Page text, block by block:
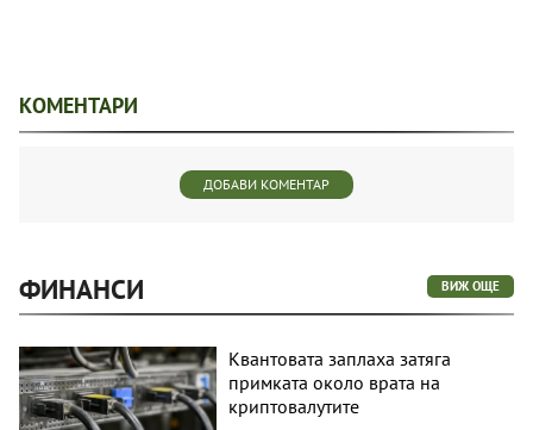
КОМЕНТАРИ
ДОБАВИ КОМЕНТАР
ФИНАНСИ ВИЖ ОЩЕ
Квантовата заплаха затяга
примката около врата на
криптовалутите